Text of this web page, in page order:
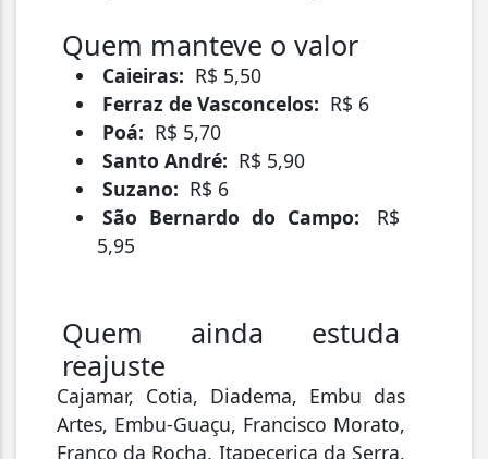
Quem manteve o valor
Caieiras: R$ 5,50
Ferraz de Vasconcelos: R$ 6
Poá: R$ 5,70
Santo André: R$ 5,90
Suzano: R$ 6
São Bernardo do Campo:
R$
5,95
Quem ainda estuda
reajuste
Cajamar, Cotia, Diadema, Embu das
Artes, Embu-Guaçu, Francisco Morato,
Franco da Rocha, Itapecerica da Serra,